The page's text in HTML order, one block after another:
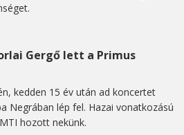
Gergő lett a Primus
kedden 15 év után ad koncertet
Negrában lép fel. Hazai vonatkozású
hozott nekünk.